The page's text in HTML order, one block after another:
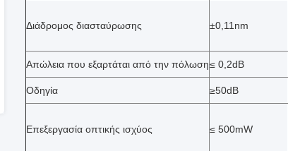
Διάδρομος διασταύρωσης ±0,11nm
Απώλεια που εξαρτάται από την πόλωση≤ 0,2dB
Οδηγία ≥50dB
Επεξεργασία οπτικής ισχύος ≤ 500mW